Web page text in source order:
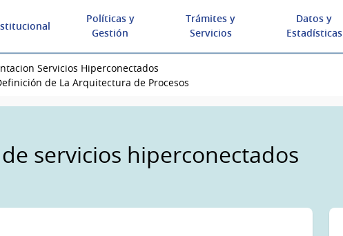
Políticas y
Gestión
Trámites y
Servicios
Datos y
Estadísticas
Servicios Hiperconectados
de La Arquitectura de Procesos
servicios hiperconectados